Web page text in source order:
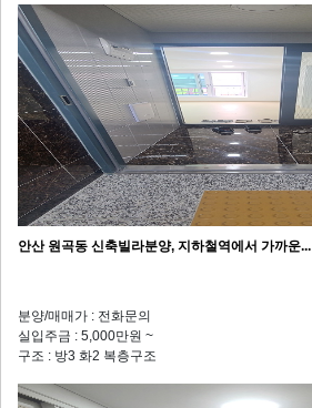
안산 원곡동 신축빌라분양, 지하철역에서 가까운...
분양/매매가 : 전화문의
실입주금 : 5,000만원 ~
구조 : 방3 화2 복층구조